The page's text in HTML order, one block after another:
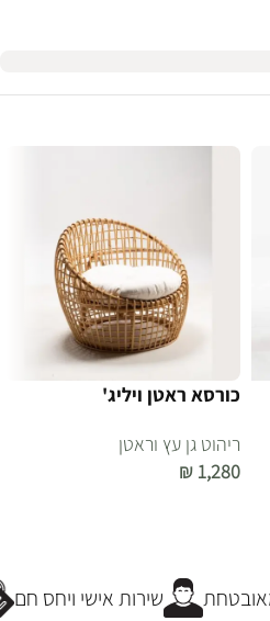
כורסא ראטן ויליג'
ריהוט גן עץ וראטן
₪ 1,280
שירות אישי ויחס חם